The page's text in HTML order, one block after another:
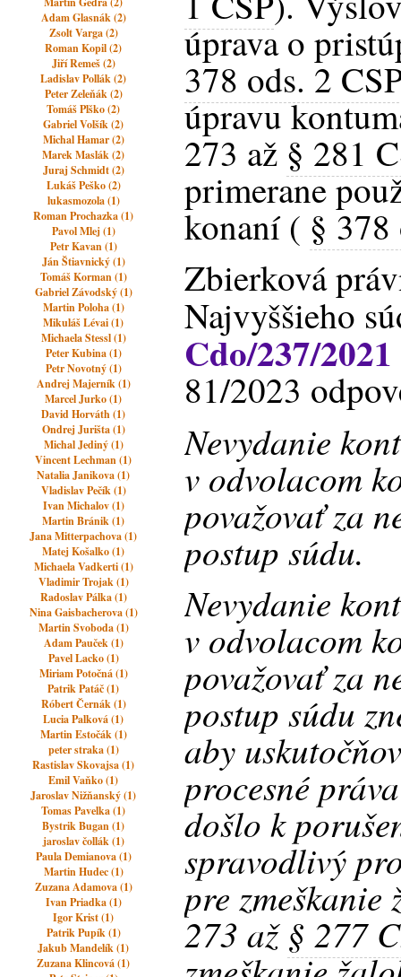
Adam Glasnák (2)
Zsolt Varga (2)
Roman Kopil (2)
Jiří Remeš (2)
Ladislav Pollák (2)
Peter Zeleňák (2)
Tomáš Plško (2)
Gabriel Volšík (2)
Michal Hamar (2)
Marek Maslák (2)
Juraj Schmidt (2)
Lukáš Peško (2)
lukasmozola (1)
Roman Prochazka (1)
Pavol Mlej (1)
Petr Kavan (1)
Ján Štiavnický (1)
Tomáš Korman (1)
Gabriel Závodský (1)
Martin Poloha (1)
Mikuláš Lévai (1)
Michaela Stessl (1)
Peter Kubina (1)
Petr Novotný (1)
Andrej Majerník (1)
Marcel Jurko (1)
David Horváth (1)
Ondrej Jurišta (1)
Michal Jediný (1)
Vincent Lechman (1)
Natalia Janikova (1)
Vladislav Pečík (1)
Ivan Michalov (1)
Martin Bránik (1)
Jana Mitterpachova (1)
Matej Košalko (1)
Michaela Vadkerti (1)
Vladimir Trojak (1)
Radoslav Pálka (1)
Nina Gaisbacherova (1)
Martin Svoboda (1)
Adam Pauček (1)
Pavel Lacko (1)
Miriam Potočná (1)
Patrik Patáč (1)
Róbert Černák (1)
Lucia Palková (1)
Martin Estočák (1)
peter straka (1)
Rastislav Skovajsa (1)
Emil Vaňko (1)
Jaroslav Nižňanský (1)
Tomas Pavelka (1)
Bystrik Bugan (1)
jaroslav čollák (1)
Paula Demianova (1)
Martin Hudec (1)
Zuzana Adamova (1)
Ivan Priadka (1)
Igor Krist (1)
Patrik Pupík (1)
Jakub Mandelík (1)
Zuzana Klincová (1)
úprava o
378 ods. 2
úpravu
273 až § 281
primerane
konaní ( § 378
Zbierková
Najvyššieho
Cdo/237/2021
81/2023
Nevydanie
v odvolacom
považovať za
postup súdu.
Nevydanie
v odvolacom
považovať za
postup súdu
aby
procesné
došlo k
spravodlivý
pre
273 až § 277